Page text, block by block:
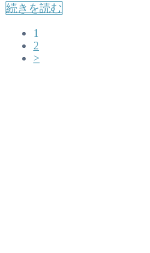
続きを読む
1
2
>